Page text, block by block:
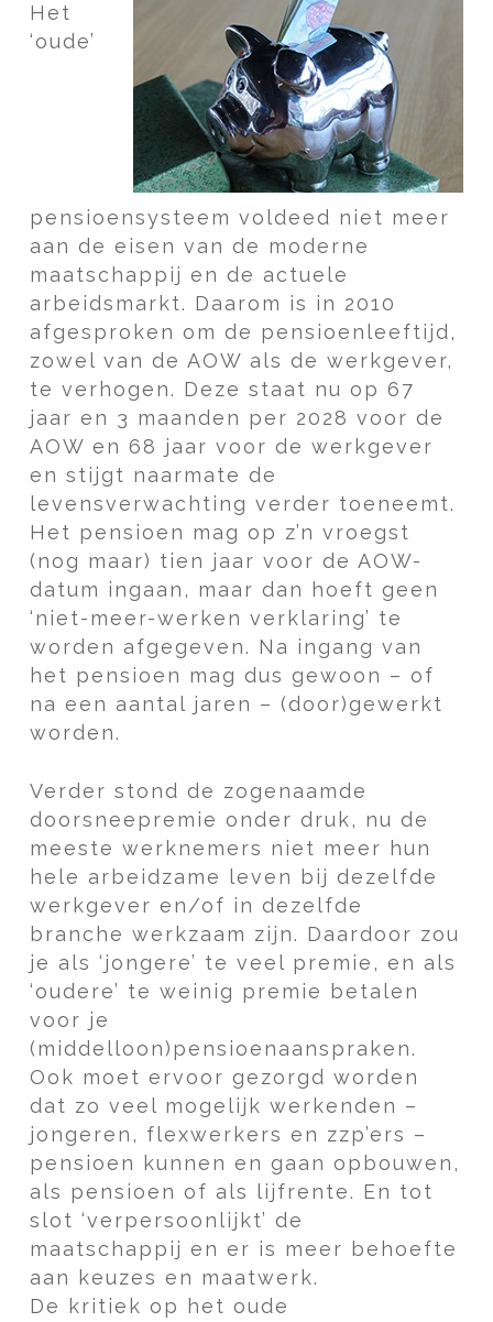
Het
‘oude’
pensioensysteem voldeed niet meer
aan de eisen van de moderne
maatschappij en de actuele
arbeidsmarkt. Daarom is in 2010
afgesproken om de pensioenleeftijd,
zowel van de AOW als de werkgever,
te verhogen. Deze staat nu op 67
jaar en 3 maanden per 2028 voor de
AOW en 68 jaar voor de werkgever
en stijgt naarmate de
levensverwachting verder toeneemt.
Het pensioen mag op z’n vroegst
(nog maar) tien jaar voor de AOW-
datum ingaan, maar dan hoeft geen
‘niet-meer-werken verklaring’ te
worden afgegeven. Na ingang van
het pensioen mag dus gewoon – of
na een aantal jaren – (door)gewerkt
worden.
Verder stond de zogenaamde
doorsneepremie onder druk, nu de
meeste werknemers niet meer hun
hele arbeidzame leven bij dezelfde
werkgever en/of in dezelfde
branche werkzaam zijn. Daardoor zou
je als ‘jongere’ te veel premie, en als
‘oudere’ te weinig premie betalen
voor je
(middelloon)pensioenaanspraken.
Ook moet ervoor gezorgd worden
dat zo veel mogelijk werkenden –
jongeren, flexwerkers en zzp’ers –
pensioen kunnen en gaan opbouwen,
als pensioen of als lijfrente. En tot
slot ‘verpersoonlijkt’ de
maatschappij en er is meer behoefte
aan keuzes en maatwerk.
De kritiek op het oude